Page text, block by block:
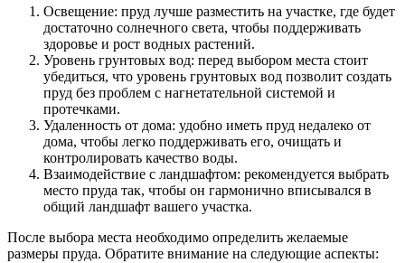
Освещение: пруд лучше разместить на участке, где будет
достаточно солнечного света, чтобы поддерживать
здоровье и рост водных растений.
Уровень грунтовых вод: перед выбором места стоит
убедиться, что уровень грунтовых вод позволит создать
пруд без проблем с нагнетательной системой и
протечками.
Удаленность от дома: удобно иметь пруд недалеко от
дома, чтобы легко поддерживать его, очищать и
контролировать качество воды.
Взаимодействие с ландшафтом: рекомендуется выбрать
место пруда так, чтобы он гармонично вписывался в
общий ландшафт вашего участка.
После выбора места необходимо определить желаемые
размеры пруда. Обратите внимание на следующие аспекты: